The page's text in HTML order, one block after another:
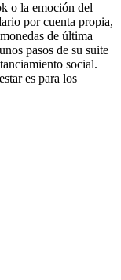
o la emoción del
por cuenta propia,
de última
pasos de su suite
social.
es para los